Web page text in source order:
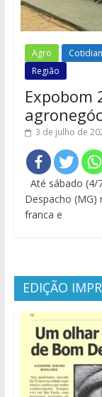
Agro
Região
Expobom
3 de julho de
Até sábado (4/
Despacho (MG)
franca e
EDIÇÃO